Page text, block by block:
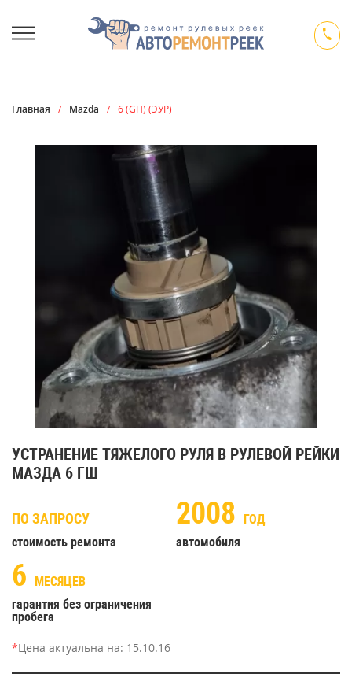
Главная / Mazda / 6 (GH) (ЭУР)
УСТРАНЕНИЕ ТЯЖЕЛОГО РУЛЯ В РУЛЕВОЙ РЕЙКИ
МАЗДА 6 ГШ
ПО ЗАПРОСУ
стоимость ремонта
2008
ГОД
автомобиля
6
МЕСЯЦЕВ
гарантия без ограничения
пробега
*Цена актуальна на: 15.10.16